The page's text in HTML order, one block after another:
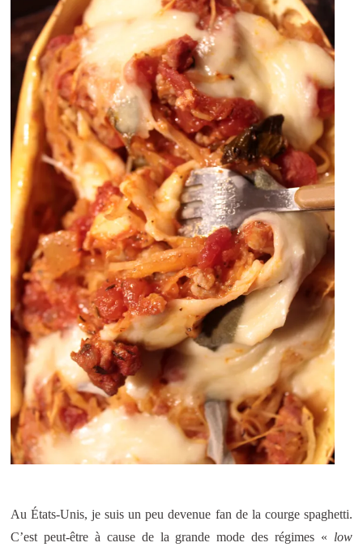
Au États-Unis, je suis un peu devenue fan de la courge spaghetti.
C’est peut-être à cause de la grande mode des régimes « low